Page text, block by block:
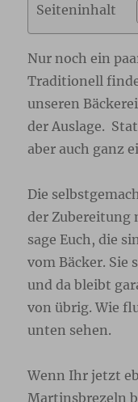
Seiteninhalt
Nur noch ein
Traditionell
unseren
der Auslage.
aber auch ganz
Die
der Zubereitung
sage Euch, die
vom Bäcker.
und da bleibt
von übrig. Wie
unten sehen.
Wenn Ihr jetzt
Martinsbrezeln